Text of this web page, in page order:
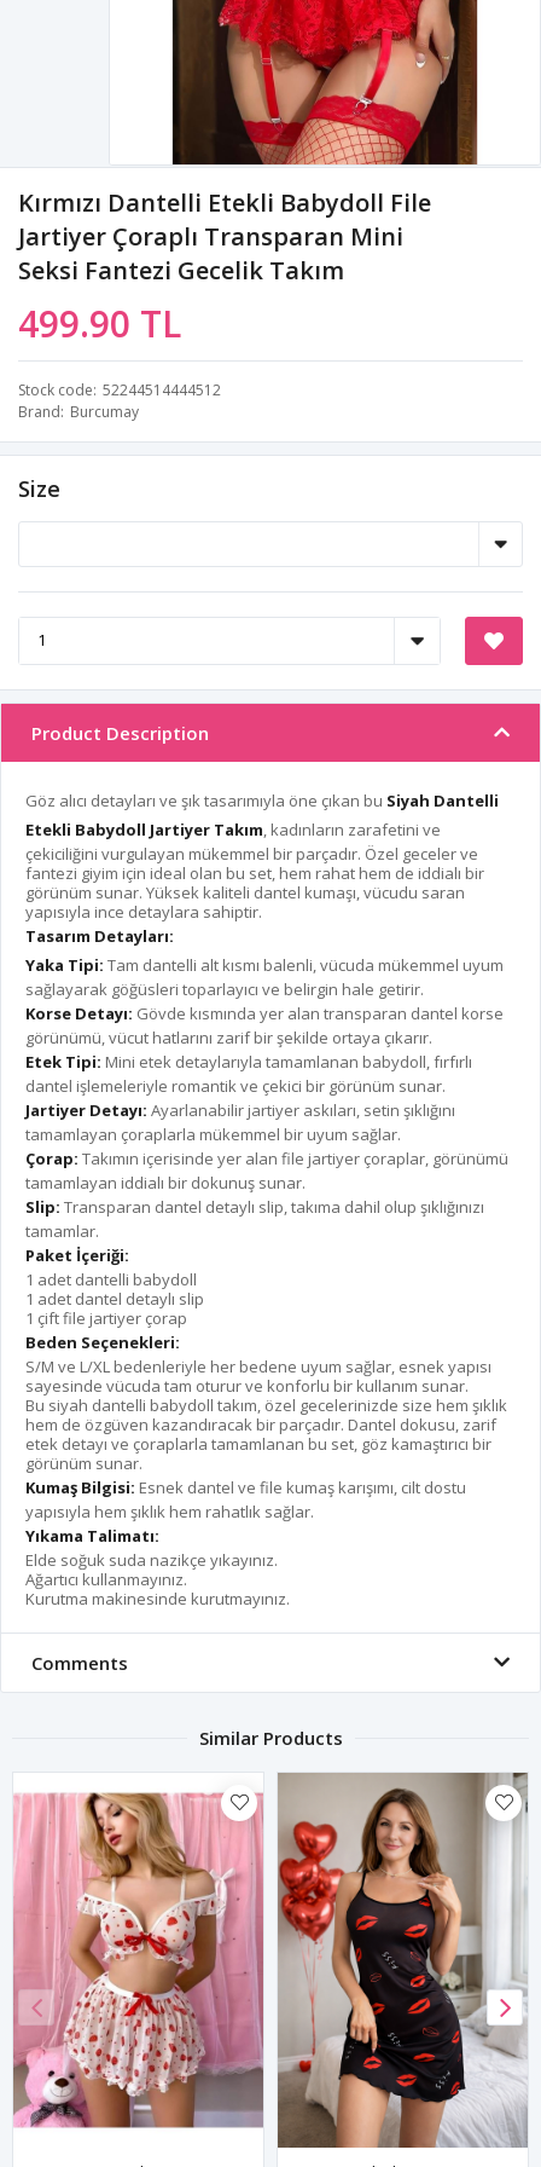
Kırmızı Dantelli Etekli Babydoll File
Jartiyer Çoraplı Transparan Mini
Seksi Fantezi Gecelik Takım
499.90 TL
Stock code 52244514444512
Brand Burcumay
Size
Product Description
Göz alıcı detayları ve şık tasarımıyla öne çıkan bu Siyah Dantelli
Etekli Babydoll Jartiyer Takım , kadınların zarafetini ve
çekiciliğini vurgulayan mükemmel bir parçadır. Özel geceler ve
fantezi giyim için ideal olan bu set, hem rahat hem de iddialı bir
görünüm sunar. Yüksek kaliteli dantel kumaşı, vücudu saran
yapısıyla ince detaylara sahiptir.
Tasarım Detayları:
Yaka Tipi: Tam dantelli alt kısmı balenli, vücuda mükemmel uyum
sağlayarak göğüsleri toparlayıcı ve belirgin hale getirir.
Korse Detayı: Gövde kısmında yer alan transparan dantel korse
görünümü, vücut hatlarını zarif bir şekilde ortaya çıkarır.
Etek Tipi: Mini etek detaylarıyla tamamlanan babydoll, fırfırlı
dantel işlemeleriyle romantik ve çekici bir görünüm sunar.
Jartiyer Detayı: Ayarlanabilir jartiyer askıları, setin şıklığını
tamamlayan çoraplarla mükemmel bir uyum sağlar.
Çorap: Takımın içerisinde yer alan file jartiyer çoraplar, görünümü
tamamlayan iddialı bir dokunuş sunar.
Slip: Transparan dantel detaylı slip, takıma dahil olup şıklığınızı
tamamlar.
Paket İçeriği:
1 adet dantelli babydoll
1 adet dantel detaylı slip
1 çift file jartiyer çorap
Beden Seçenekleri:
S/M ve L/XL bedenleriyle her bedene uyum sağlar, esnek yapısı
sayesinde vücuda tam oturur ve konforlu bir kullanım sunar.
Bu siyah dantelli babydoll takım, özel gecelerinizde size hem şıklık
hem de özgüven kazandıracak bir parçadır. Dantel dokusu, zarif
etek detayı ve çoraplarla tamamlanan bu set, göz kamaştırıcı bir
görünüm sunar.
Kumaş Bilgisi: Esnek dantel ve file kumaş karışımı, cilt dostu
yapısıyla hem şıklık hem rahatlık sağlar.
Yıkama Talimatı:
Elde soğuk suda nazikçe yıkayınız.
Ağartıcı kullanmayınız.
Kurutma makinesinde kurutmayınız.
Comments
Similar Products